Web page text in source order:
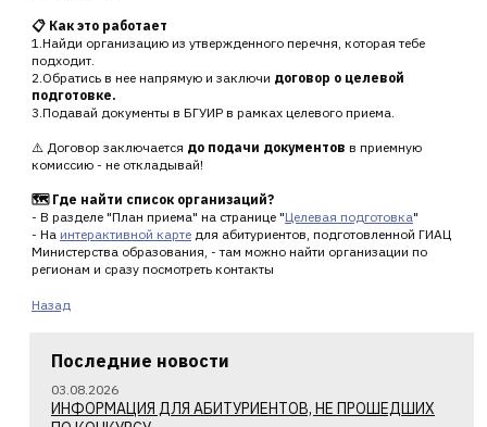
Последние новости
03.08.2026
ИНФОРМАЦИЯ ДЛЯ АБИТУРИЕНТОВ, НЕ ПРОШЕДШИХ
📋 Как это работает
1.Найди организацию из утвержденного перечня, которая тебе
подходит.
2.Обратись в нее напрямую и заключи договор о целевой
подготовке.
3.Подавай документы в БГУИР в рамках целевого приема.
⚠️ Договор заключается до подачи документов в приемную
комиссию - не откладывай!
🗺️ Где найти список организаций?
- В разделе "План приема" на странице "Целевая подготовка"
- На интерактивной карте для абитуриентов, подготовленной ГИАЦ
Министерства образования, - там можно найти организации по
регионам и сразу посмотреть контакты
Назад